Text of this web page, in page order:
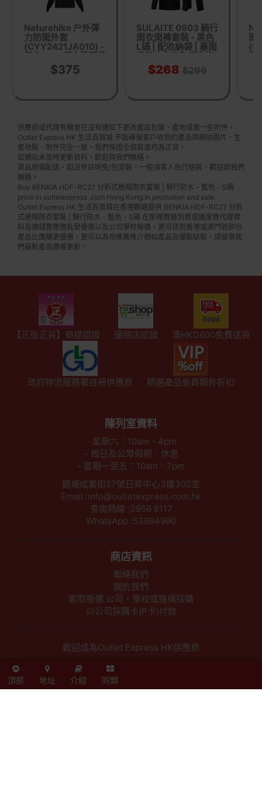
Naturehike 户外彈
力防雨外套
(CYY2421JA010) -
黑色-XXL碼 | 暴雨級
防水 | 後背透氣拼接
| 立體風帽
$375
SULAITE 0903 騎行
雨衣雨褲套裝 - 黑色
L碼 | 配收納袋 | 暴雨
級防水 | 安全反光條
| 隱藏式鞋套
$268 $299
雨
黑
供應商或代理有機會在沒有通知下更改產品包裝、產地或者一些附件，
Outlet Express HK 生活百貨城 不能確保客戶收到的產品與網站圖片、生
產地點、附件完全一致。我們保證全部貨源均為正貨。
如網站未及時更新資料，歡迎與我們聯絡。
貨品原箱配送，如沒有註明免/包安裝，一般須客人自行組裝，歡迎與我們
聯絡。
Buy BENKIA HDF-RC27 分拆式連帽雨衣套裝 | 騎行防水 - 藍色 - S碼
price in outletexpress .com Hong Kong.In promotion and sale.
Outlet Express HK 生活百貨城在香港觀塘提供 BENKIA HDF-RC27 分拆
式連帽雨衣套裝 | 騎行防水 - 藍色 - S碼 在那裡買邊到買或邊度買代理資
料及價錢實惠借批發優惠以及公司學校報價，更可送到香港或澳門而部份
產品比團購更優惠，更可以為你推薦推介相似產品及優點缺點，請留意我
們最新產品價格更新。
頂部 地址 介紹 同類
【正版正貨】商標認證 優網店認證 滿HKD600免費送貨
政府物流服務署註冊供應商 精選產品會員額外折扣
陳列室資料
- 星期六：10am - 4pm
- 周日及公眾假期：休息
- 星期一至五：10am - 7pm
觀塘成業街27號日昇中心3樓302室
Email :info@outletexpress.com.hk
查詢熱線 :3956 8117
WhatsApp :53694990
商店資訊
聯絡我們
關於我們
索取報價 公司、學校或機構採購
以公司採購卡(P卡)付款
歡迎成為Outlet Express HK供應商
其他資訊